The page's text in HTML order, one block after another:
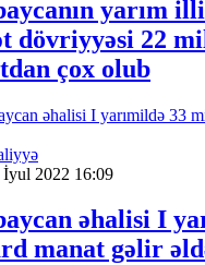
yarım
dövriyyəsi 22
çox olub
İyul 2022 16:09
əhalisi I
manat gəlir